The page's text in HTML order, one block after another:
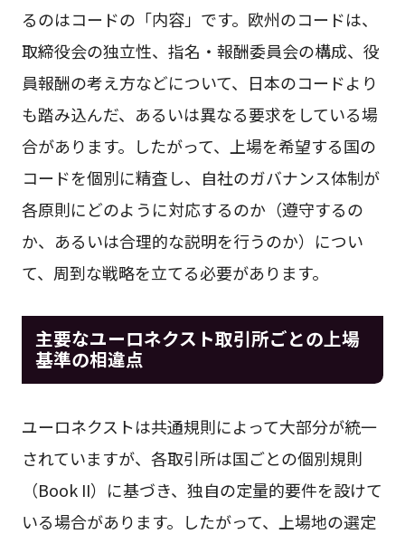
るのはコードの「内容」です。欧州のコードは、
取締役会の独立性、指名・報酬委員会の構成、役
員報酬の考え方などについて、日本のコードより
も踏み込んだ、あるいは異なる要求をしている場
合があります。したがって、上場を希望する国の
コードを個別に精査し、自社のガバナンス体制が
各原則にどのように対応するのか（遵守するの
か、あるいは合理的な説明を行うのか）につい
て、周到な戦略を立てる必要があります。
主要なユーロネクスト取引所ごとの上場
基準の相違点
ユーロネクストは共通規則によって大部分が統一
されていますが、各取引所は国ごとの個別規則
（Book II）に基づき、独自の定量的要件を設けて
いる場合があります。したがって、上場地の選定